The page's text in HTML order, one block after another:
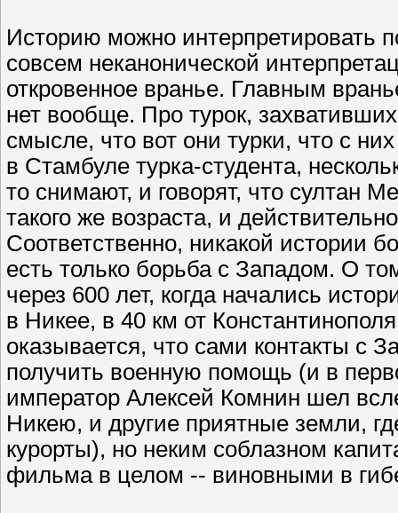
Историю можно интерпретировать
совсем неканонической
откровенное вранье. Главным
нет вообще. Про турок,
смысле, что вот они турки, что с
в Стамбуле турка-студента,
то снимают, и говорят, что султан
такого же возраста, и
Соответственно, никакой истории
есть только борьба с Западом. О
через 600 лет, когда начались
в Никее, в 40 км от
оказывается, что сами контакты с
получить военную помощь (и в
император Алексей Комнин шел
Никею, и другие приятные земли,
курорты), но неким соблазном
фильма в целом -- виновными в